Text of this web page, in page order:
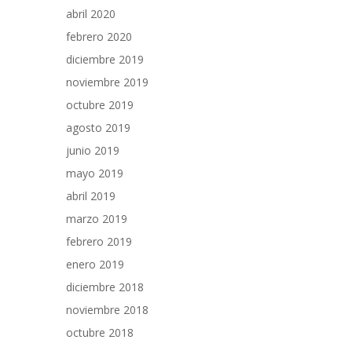
abril 2020
febrero 2020
diciembre 2019
noviembre 2019
octubre 2019
agosto 2019
junio 2019
mayo 2019
abril 2019
marzo 2019
febrero 2019
enero 2019
diciembre 2018
noviembre 2018
octubre 2018